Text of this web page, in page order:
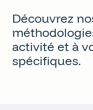
Découvrez
activité et à
spécifiques.